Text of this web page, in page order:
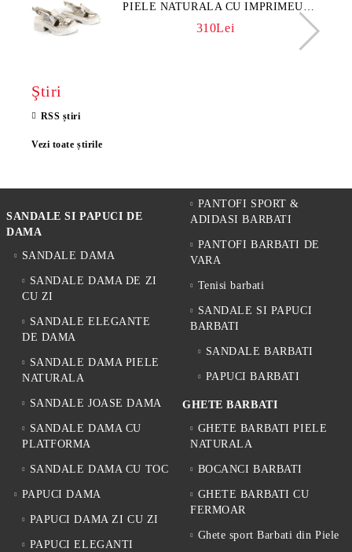
PIELE NATURALA CU IMPRIMEU
FLORAL - MODEL LUNA
310Lei
Ştiri
RSS știri
Vezi toate știrile
SANDALE SI PAPUCI DE
DAMA
SANDALE DAMA
SANDALE DAMA DE ZI
CU ZI
SANDALE ELEGANTE
DE DAMA
SANDALE DAMA PIELE
NATURALA
SANDALE JOASE DAMA
SANDALE DAMA CU
PLATFORMA
SANDALE DAMA CU TOC
PAPUCI DAMA
PAPUCI DAMA ZI CU ZI
PAPUCI ELEGANTI
PANTOFI SPORT &
ADIDASI BARBATI
PANTOFI BARBATI DE
VARA
Tenisi barbati
SANDALE SI PAPUCI
BARBATI
SANDALE BARBATI
PAPUCI BARBATI
GHETE BARBATI
GHETE BARBATI PIELE
NATURALA
BOCANCI BARBATI
GHETE BARBATI CU
FERMOAR
Ghete sport Barbati din Piele